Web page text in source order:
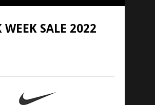
WEEK SALE 2022